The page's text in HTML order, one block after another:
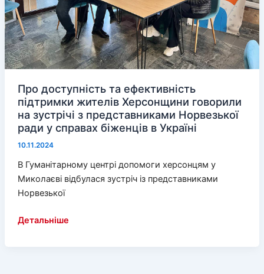
Про доступність та ефективність
підтримки жителів Херсонщини говорили
на зустрічі з представниками Норвезької
ради у справах біженців в Україні
10.11.2024
В Гуманітарному центрі допомоги херсонцям у
Миколаєві відбулася зустріч із представниками
Норвезької
Про
Детальніше